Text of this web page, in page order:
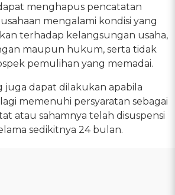
menghapus pencatatan
mengalami kondisi yang
terhadap kelangsungan usaha,
maupun hukum, serta tidak
pemulihan yang memadai.
juga dapat dilakukan apabila
memenuhi persyaratan sebagai
atau sahamnya telah disuspensi
sedikitnya 24 bulan.